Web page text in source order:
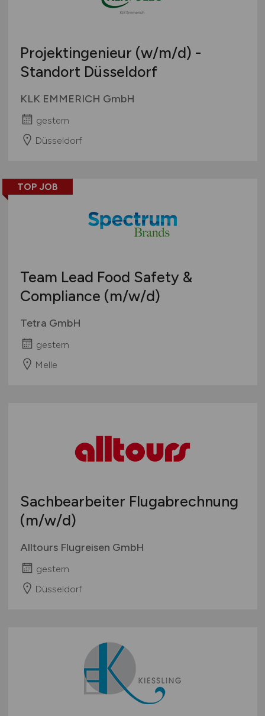
Projektingenieur (w/m/d) -
Standort Düsseldorf
KLK EMMERICH GmbH
gestern
Düsseldorf
TOP JOB
Team Lead Food Safety &
Compliance (m/w/d)
Tetra GmbH
gestern
Melle
Sachbearbeiter Flugabrechnung
(m/w/d)
Alltours Flugreisen GmbH
gestern
Düsseldorf